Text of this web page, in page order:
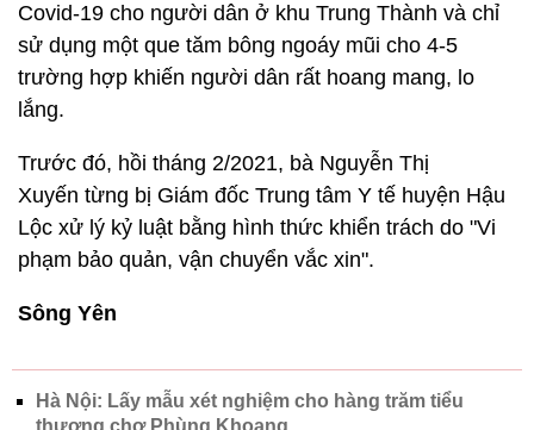
Covid-19 cho người dân ở khu Trung Thành và chỉ
sử dụng một que tăm bông ngoáy mũi cho 4-5
trường hợp khiến người dân rất hoang mang, lo
lắng.
Trước đó, hồi tháng 2/2021, bà Nguyễn Thị
Xuyến từng bị Giám đốc Trung tâm Y tế huyện Hậu
Lộc xử lý kỷ luật bằng hình thức khiển trách do "Vi
phạm bảo quản, vận chuyển vắc xin".
Sông Yên
Hà Nội: Lấy mẫu xét nghiệm cho hàng trăm tiểu
thương chợ Phùng Khoang